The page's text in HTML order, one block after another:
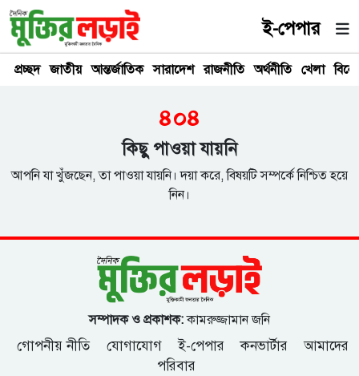
ই-পেপার
প্রচ্ছদ জাতীয় আন্তর্জাতিক সারাদেশ রাজনীতি অর্থনীতি খেলা
৪০৪
কিছু পাওয়া যায়নি
আপনি যা খুঁজছেন, তা পাওয়া যায়নি। দয়া করে, বিষয়টি সম্পর্কে নিশ্চিত হয়ে
নিন।
সম্পাদক ও প্রকাশক:কামরুজ্জামান জনি
গোপনীয় নীতি যোগাযোগ ই-পেপার কনভার্টার
আমাদের
পরিবার